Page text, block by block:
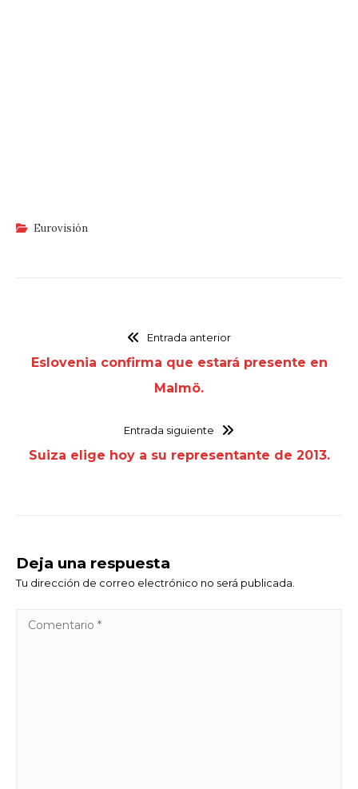
Eurovisión
Entrada anterior
Eslovenia confirma que estará presente en
Malmö.
Entrada siguiente
Suiza elige hoy a su representante de 2013.
Deja una respuesta
Tu dirección de correo electrónico no será publicada.